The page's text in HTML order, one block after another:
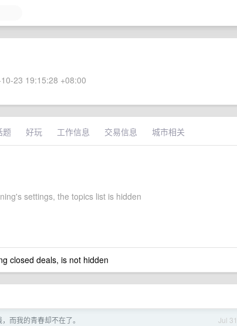
23 19:15:28 +08:00
题 好玩 工作信息 交易信息 城市相关
settings, the topics list is hidden
closed deals, is not hidden
Jul 31
而我的青春却不在了。